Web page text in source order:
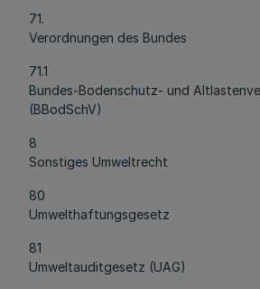
71.
Verordnungen des Bundes
71.1
Bundes-Bodenschutz- und
(BBodSchV)
8
Sonstiges Umweltrecht
80
Umwelthaftungsgesetz
81
Umweltauditgesetz (UAG)